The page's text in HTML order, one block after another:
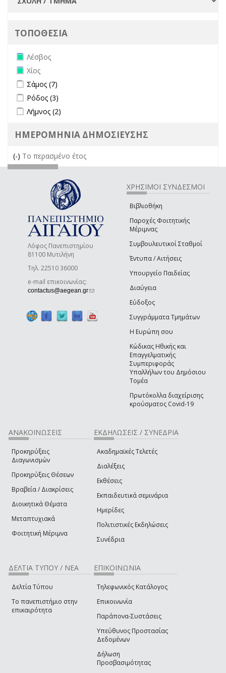
ΤΟΠΟΘΕΣΙΑ
Remove Λέσβος filter
Λέσβος
Remove Χίος filter
Χίος
Apply Σάμος filter
Σάμος (7)
Apply Ρόδος filter
Ρόδος (3)
Apply Λήμνος filter
Λήμνος (2)
ΗΜΕΡΟΜΗΝΙΑ ΔΗΜΟΣΙΕΥΣΗΣ
(-) Remove Το περασμένο έτος filter
Το περασμένο έτος
Λόφος Πανεπιστημίου
81100 Μυτιλήνη
Τηλ. 22510 36000
e-mail επικοινωνίας:
contactus@aegean.gr(link sends e-mail)
ΧΡΗΣΙΜΟΙ ΣΥΝΔΕΣΜΟΙ
Βιβλιοθήκη
Παροχές Φοιτητικής
Μέριμνας
Συμβουλευτικοί Σταθμοί
Έντυπα / Αιτήσεις
Υπουργείο Παιδείας
Διαύγεια
Εύδοξος
Συγγράμματα Τμημάτων
Η Ευρώπη σου
Κώδικας Ηθικής και
Επαγγελματικής
Συμπεριφοράς
Υπαλλήλων του Δημόσιου
Τομέα
Πρωτόκολλα διαχείρισης
κρούσματος Covid-19
ΑΝΑΚΟΙΝΩΣΕΙΣ
Προκηρύξεις
Διαγωνισμών
Προκηρύξεις Θέσεων
Βραβεία / Διακρίσεις
Διοικητικά Θέματα
Μεταπτυχιακά
Φοιτητική Μέριμνα
ΕΚΔΗΛΩΣΕΙΣ / ΣΥΝΕΔΡΙΑ
Ακαδημαϊκές Τελετές
Διαλέξεις
Εκθέσεις
Εκπαιδευτικά σεμινάρια
Ημερίδες
Πολιτιστικές Εκδηλώσεις
Συνέδρια
ΔΕΛΤΙΑ ΤΥΠΟΥ / ΝΕΑ
Δελτία Τύπου
Το πανεπιστήμιο στην
επικαιρότητα
ΕΠΙΚΟΙΝΩΝΙΑ
Τηλεφωνικός Κατάλογος
Επικοινωνία
Παράπονα-Συστάσεις
Υπεύθυνος Προστασίας
Δεδομένων
Δήλωση
Προσβασιμότητας